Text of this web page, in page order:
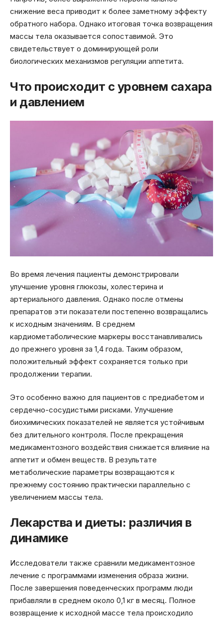
снижение веса приводит к более заметному эффекту
обратного набора. Однако итоговая точка возвращения
массы тела оказывается сопоставимой. Это
свидетельствует о доминирующей роли
биологических механизмов регуляции аппетита.
Что происходит с уровнем сахара
и давлением
Во время лечения пациенты демонстрировали
улучшение уровня глюкозы, холестерина и
артериального давления. Однако после отмены
препаратов эти показатели постепенно возвращались
к исходным значениям. В среднем
кардиометаболические маркеры восстанавливались
до прежнего уровня за 1,4 года. Таким образом,
положительный эффект сохраняется только при
продолжении терапии.
Это особенно важно для пациентов с предиабетом и
сердечно-сосудистыми рисками. Улучшение
биохимических показателей не является устойчивым
без длительного контроля. После прекращения
медикаментозного воздействия снижается влияние на
аппетит и обмен веществ. В результате
метаболические параметры возвращаются к
прежнему состоянию практически параллельно с
увеличением массы тела.
Лекарства и диеты: различия в
динамике
Исследователи также сравнили медикаментозное
лечение с программами изменения образа жизни.
После завершения поведенческих программ люди
прибавляли в среднем около 0,1 кг в месяц. Полное
возвращение к исходной массе тела происходило